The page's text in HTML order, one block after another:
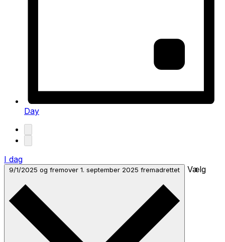
Day
I dag
9/1/2025 og fremover 1. september 2025 fremadrettet Vælg